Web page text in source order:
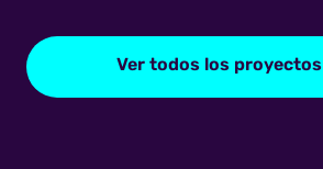
Ver todos los proyectos